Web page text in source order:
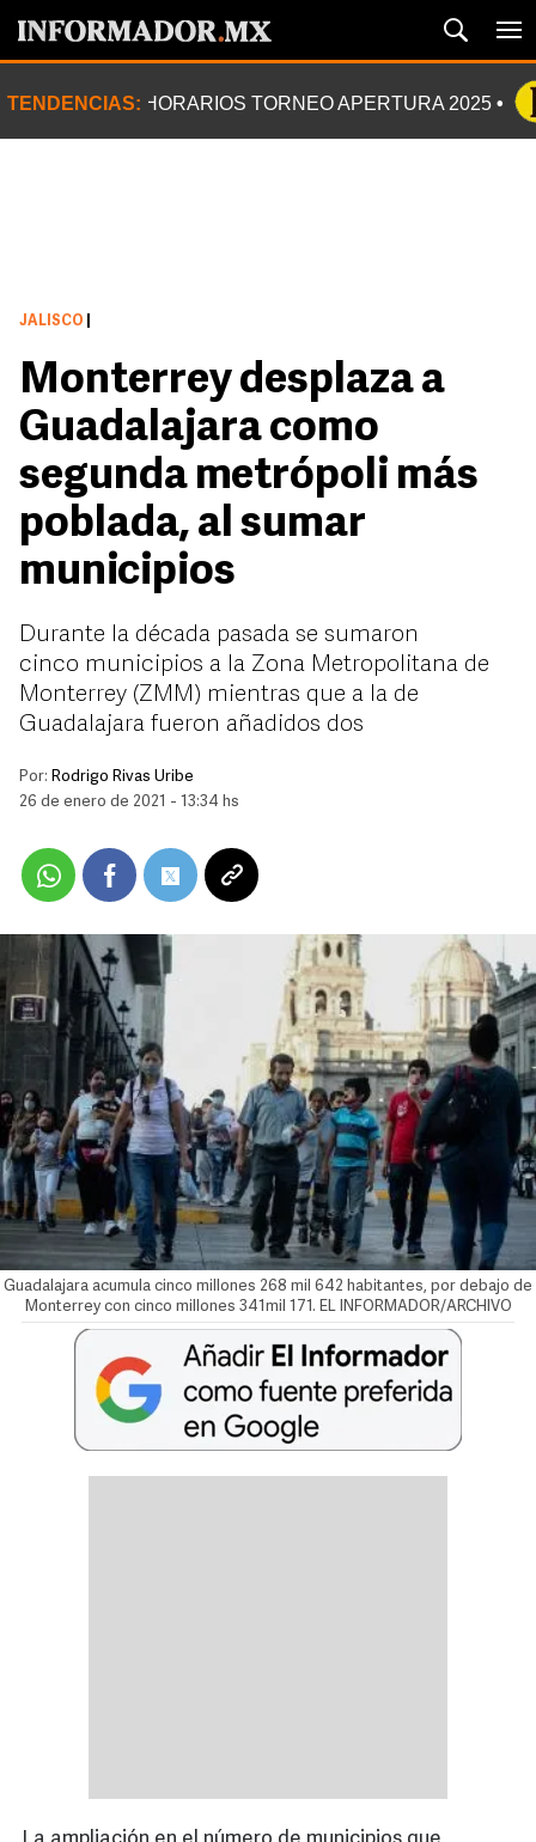
TENDENCIAS: HORARIOS TORNEO APERTURA 2025
JALISCO
Monterrey desplaza a
Guadalajara como
segunda metrópoli más
poblada, al sumar
municipios
Durante la década pasada se sumaron
cinco municipios a la Zona Metropolitana de
Monterrey (ZMM) mientras que a la de
Guadalajara fueron añadidos dos
Por: Rodrigo Rivas Uribe
26 de enero de 2021 - 13:34 hs
Guadalajara acumula cinco millones 268 mil 642 habitantes, por debajo de
Monterrey con cinco millones 341mil 171. EL INFORMADOR/ARCHIVO